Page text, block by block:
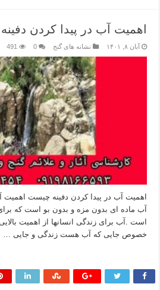
اهمیت آب در پیدا کردن دفینه
آبان ۸, ۱۴۰۱ نشانه های گنج 0
491
اهمیت آب در پیدا کردن دفینه چیست اهمیت
آب ماده ای بدون مزه و بدون بو است که
است .آب برای زندگی انسانها از اهمیت
خصوص جایی که آب هست زندگی و جایی …